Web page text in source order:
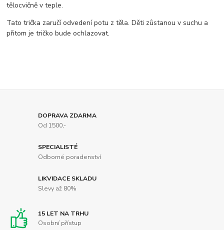
tělocvičně v teple.
Tato trička zaručí odvedení potu z těla. Děti zůstanou v suchu a
přitom je tričko bude ochlazovat.
DOPRAVA ZDARMA
Od 1500,-
SPECIALISTÉ
Odborné poradenství
LIKVIDACE SKLADU
Slevy až 80%
15 LET NA TRHU
Osobní přístup